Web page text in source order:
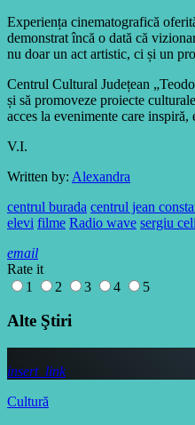
Experiența cinematografică
demonstrat încă o dată că
nu doar un act artistic, ci și un
Centrul Cultural Județean
și să promoveze proiecte
acces la evenimente care inspiră,
Written by: Alexandra
centrul burada centrul jean
elevi filme Radio wave sergiu
email
Rate it
1
2 3 4 5
Alte Ştiri
insert_link
Cultură